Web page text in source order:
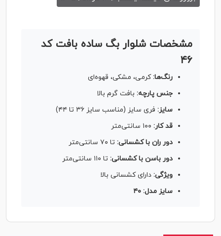
مشخصات شلوار بگ ساده بافت کد
۴۶
رنگ‌ها: کرمی، مشکی، قهوه‌ای
جنس پارچه: بافت گرم بالا
سایز: فری سایز (مناسب سایز ۳۶ تا ۴۴)
قد کار:
دور ران با کشسانی: تا ۷۰ سانتی‌متر
دور باسن با کشسانی: تا ۱۱۰ سانتی‌متر
ویژگی: دارای کشسانی بالا
سایز مدل: ۴۰